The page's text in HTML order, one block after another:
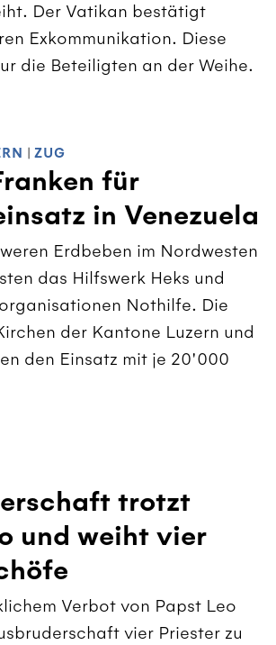
Der Vatikan bestätigt
Exkommunikation. Diese
die Beteiligten an der Weihe.
ZUG
für
in Venezuela
Erdbeben im Nordwesten
das Hilfswerk Heks und
Nothilfe. Die
der Kantone Luzern und
den Einsatz mit je 20'000
trotzt
und weiht vier
Verbot von Papst Leo
vier Priester zu